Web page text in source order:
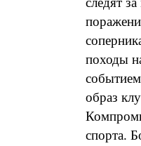
походы
образ
спорта.